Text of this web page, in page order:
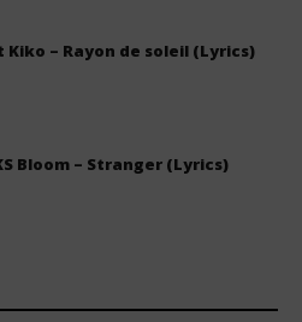
– Rayon de soleil (Lyrics)
Bloom – Stranger (Lyrics)